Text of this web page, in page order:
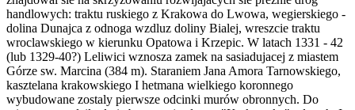
handlowych: traktu ruskiego z Krakowa do Lwowa, wegierskiego -
dolina Dunajca z odnoga wzdluz doliny Bialej, wreszcie traktu
wroclawskiego w kierunku Opatowa i Krzepic. W latach 1331 - 42
(lub 1329-40?) Leliwici wznosza zamek na sasiadujacej z miastem
Górze sw. Marcina (384 m). Staraniem Jana Amora Tarnowskiego,
kasztelana krakowskiego I hetmana wielkiego koronnego
wybudowane zostaly pierwsze odcinki murów obronnych. Do